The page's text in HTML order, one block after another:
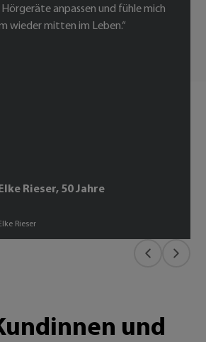
Hörgeräte anpassen und fühle mich
wieder mitten im Leben.“
Elke Rieser, 50 Jahre
Elke Rieser
und